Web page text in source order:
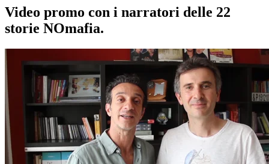
Video promo con i narratori delle 22
storie NOmafia.